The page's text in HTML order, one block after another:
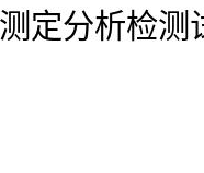
定分析检测